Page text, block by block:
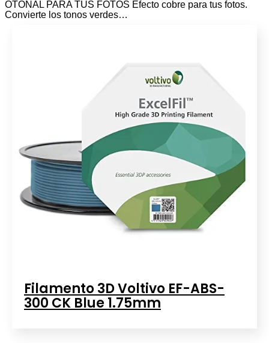
OTOÑAL PARA TUS FOTOS Efecto cobre para tus fotos.
Convierte los tonos verdes…
Filamento 3D Voltivo EF-ABS-
300 CK Blue 1.75mm